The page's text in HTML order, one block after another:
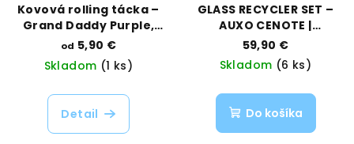
Kovová rolling tácka –
Grand Daddy Purple,
veľkosť Large | Best
Buds | Vaporama
od 5,90 €
Skladom (1 ks)
Detail
GLASS RECYCLER SET –
AUXO CENOTE |
Vaporama
59,90 €
Skladom (6 ks)
Do košíka